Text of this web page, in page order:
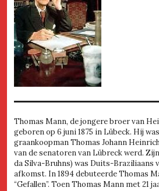
Thomas Mann, de jongere broer van
geboren op 6 juni 1875 in Lübeck. Hij
graankoopman Thomas Johann
van de senatoren van Lübreck werd.
da Silva-Bruhns) was Duits-Braziliaans
afkomst. In 1894 debuteerde Thomas
“Gefallen”. Toen Thomas Mann met 21